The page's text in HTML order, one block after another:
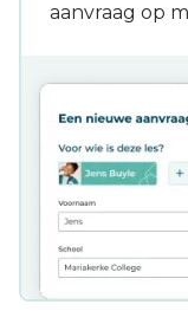
aanvraag op